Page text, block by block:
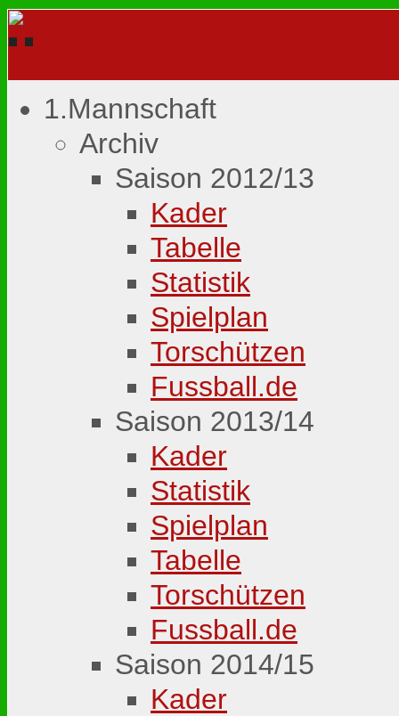
1.Mannschaft
Archiv
Saison 2012/13
Kader
Tabelle
Statistik
Spielplan
Torschützen
Fussball.de
Saison 2013/14
Kader
Statistik
Spielplan
Tabelle
Torschützen
Fussball.de
Saison 2014/15
Kader